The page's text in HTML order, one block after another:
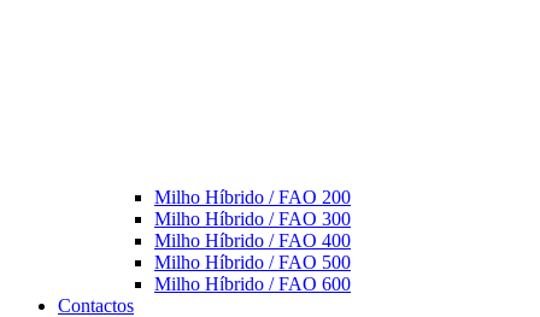
Milho Híbrido / FAO 200
Milho Híbrido / FAO 300
Milho Híbrido / FAO 400
Milho Híbrido / FAO 500
Milho Híbrido / FAO 600
Contactos